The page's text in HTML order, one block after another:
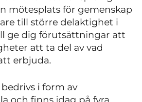
mötesplats för gemenskap
till större delaktighet i
ge dig förutsättningar att
att ta del av vad
erbjuda.
i form av
och finns idag på fyra